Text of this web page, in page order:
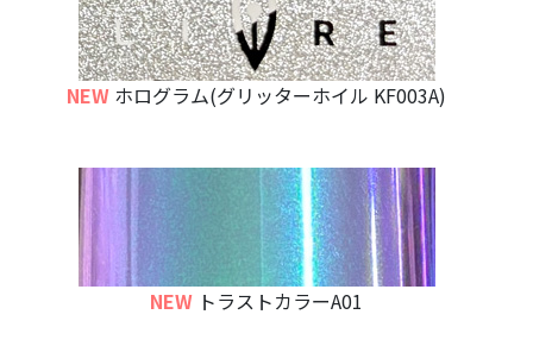
NEW ホログラム(グリッターホイル KF003A)
NEW トラストカラーA01